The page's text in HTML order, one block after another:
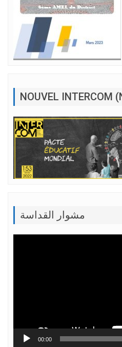
NOUVEL INTERCOM
مشوار القداسة
00:00